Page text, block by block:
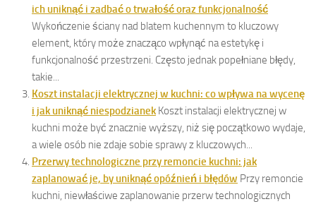
ich uniknąć i zadbać o trwałość oraz funkcjonalność
Wykończenie ściany nad blatem kuchennym to kluczowy
element, który może znacząco wpłynąć na estetykę i
funkcjonalność przestrzeni. Często jednak popełniane błędy,
takie...
Koszt instalacji elektrycznej w kuchni: co wpływa na wycenę
i jak uniknąć niespodzianek Koszt instalacji elektrycznej w
kuchni może być znacznie wyższy, niż się początkowo wydaje,
a wiele osób nie zdaje sobie sprawy z kluczowych...
Przerwy technologiczne przy remoncie kuchni: jak
zaplanować je, by uniknąć opóźnień i błędów Przy remoncie
kuchni, niewłaściwe zaplanowanie przerw technologicznych